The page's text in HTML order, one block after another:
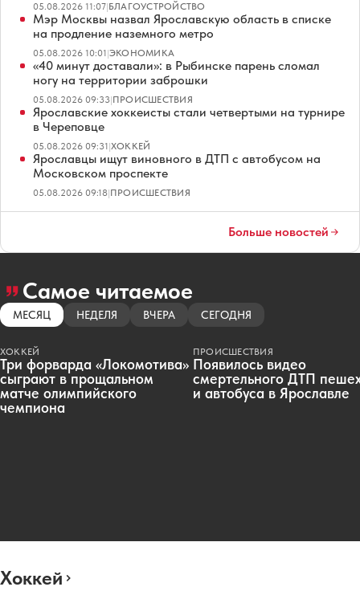
05.08.2026 11:07|БЛАГОУСТРОЙСТВО
Мэр Москвы назвал Ярославскую область в списке
на продление наземного метро
05.08.2026 10:01|ЭКОНОМИКА
«40 минут доставали»: в Рыбинске парень сломал
ногу на территории заброшки
05.08.2026 09:33|ПРОИСШЕСТВИЯ
Ярославские хоккеисты стали четвертыми на турнире
в Череповце
05.08.2026 09:31|ХОККЕЙ
Ярославцы ищут виновного в ДТП с автобусом на
Московском проспекте
05.08.2026 09:18|ПРОИСШЕСТВИЯ
Больше новостей
Самое читаемое
МЕСЯЦ НЕДЕЛЯ ВЧЕРА СЕГОДНЯ
ХОККЕЙ
Три форварда «Локомотива»
сыграют в прощальном
матче олимпийского
чемпиона
ПРОИСШЕСТВИЯ
Появилось видео
смертельного ДТП
и автобуса в Ярославле
Хоккей